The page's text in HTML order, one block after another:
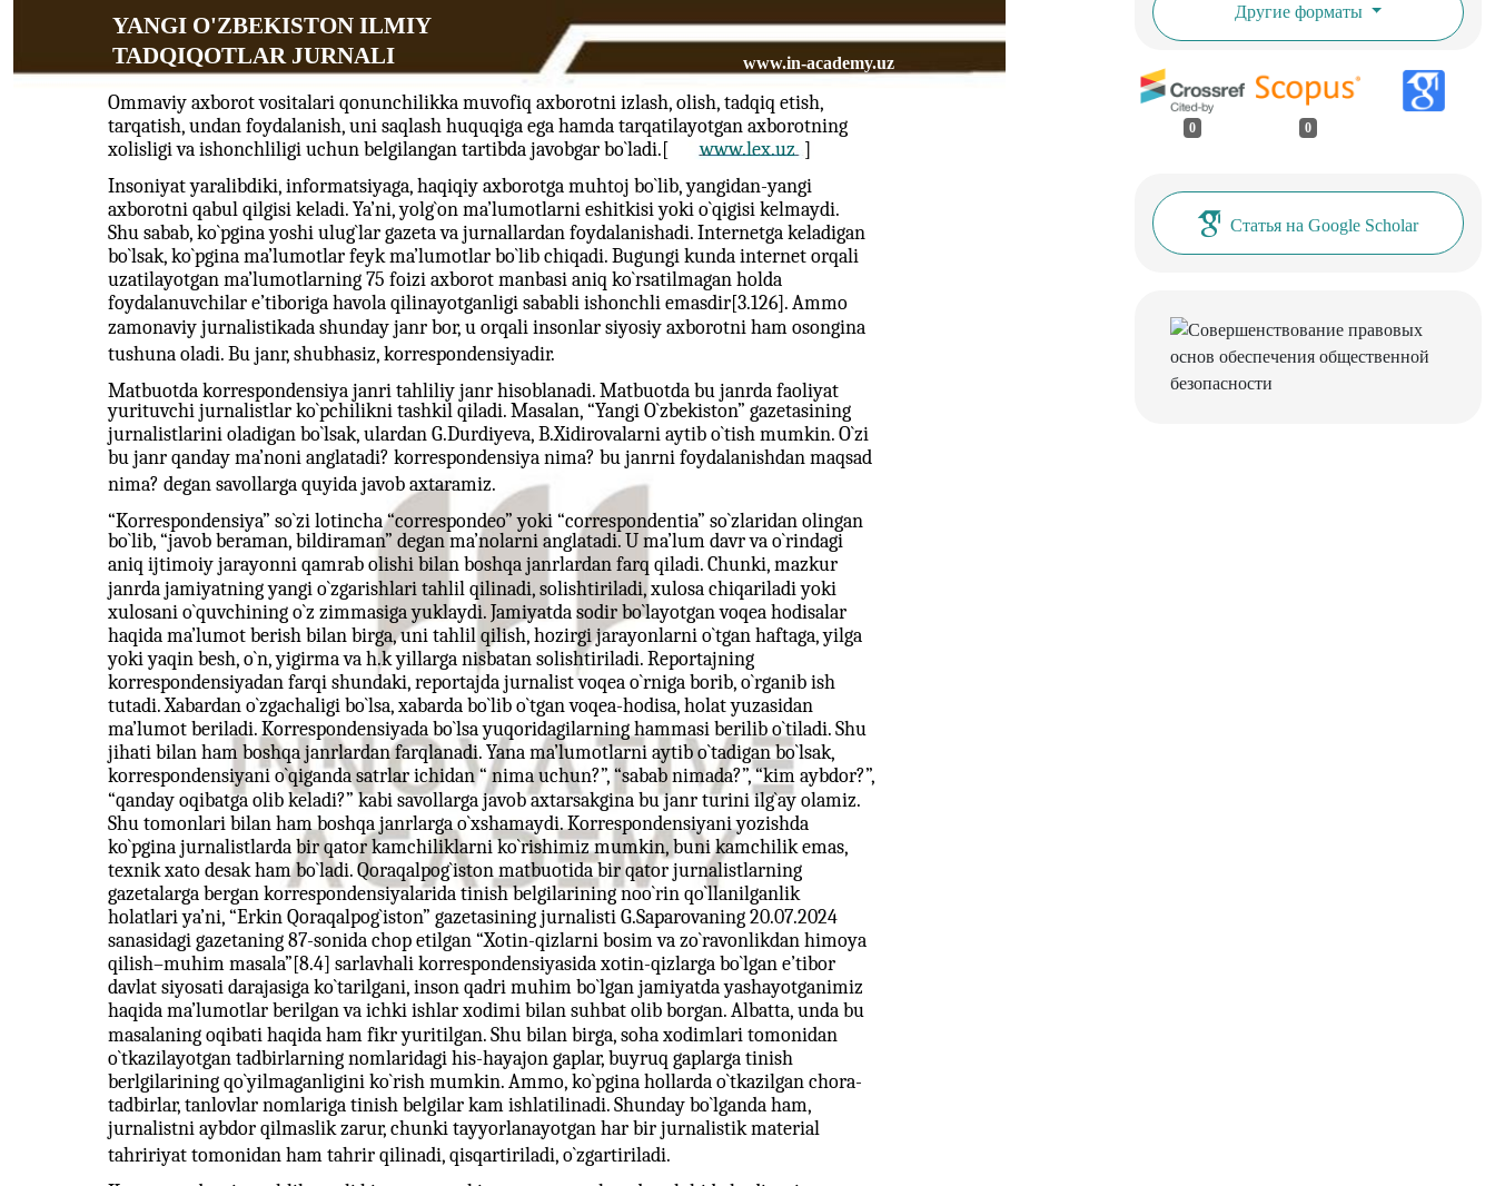
YANGI O'ZBEKISTON ILMIY
TADQIQOTLAR JURNALI
www.in-academy.uz
Ommaviy axborot vositalari qonunchilikka muvofiq axborotni izlash, olish, tadqiq etish,
tarqatish, undan foydalanish, uni saqlash huquqiga ega hamda tarqatilayotgan axborotning
xolisligi va ishonchliligi uchun belgilangan tartibda javobgar bo`ladi.[
www.lex.uz ]
Insoniyat yaralibdiki, informatsiyaga, haqiqiy axborotga muhtoj bo`lib, yangidan-yangi
axborotni qabul qilgisi keladi. Ya’ni, yolg`on ma’lumotlarni eshitkisi yoki o`qigisi kelmaydi.
Shu sabab, ko`pgina yoshi ulug`lar gazeta va jurnallardan foydalanishadi. Internetga keladigan
bo`lsak, ko`pgina ma’lumotlar feyk ma’lumotlar bo`lib chiqadi. Bugungi kunda internet orqali
uzatilayotgan ma’lumotlarning 75 foizi axborot manbasi aniq ko`rsatilmagan holda
foydalanuvchilar e’tiboriga havola qilinayotganligi sababli ishonchli emasdir[3.126]. Ammo
zamonaviy jurnalistikada shunday janr bor, u orqali insonlar siyosiy axborotni ham osongina
tushuna oladi. Bu janr, shubhasiz, korrespondensiyadir.
Matbuotda korrespondensiya janri tahliliy janr hisoblanadi. Matbuotda bu janrda faoliyat
yurituvchi jurnalistlar ko`pchilikni tashkil qiladi. Masalan, “Yangi O`zbekiston” gazetasining
jurnalistlarini oladigan bo`lsak, ulardan G.Durdiyeva, B.Xidirovalarni aytib o`tish mumkin. O`zi
bu janr qanday ma’noni anglatadi? korrespondensiya nima? bu janrni foydalanishdan maqsad
nima? degan savollarga quyida javob axtaramiz.
“Korrespondensiya” so`zi lotincha “correspondeo” yoki “correspondentia” so`zlaridan olingan
bo`lib, “javob beraman, bildiraman” degan ma’nolarni anglatadi. U ma’lum davr va o`rindagi
aniq ijtimoiy jarayonni qamrab olishi bilan boshqa janrlardan farq qiladi. Chunki, mazkur
janrda jamiyatning yangi o`zgarishlari tahlil qilinadi, solishtiriladi, xulosa chiqariladi yoki
xulosani o`quvchining o`z zimmasiga yuklaydi. Jamiyatda sodir bo`layotgan voqea hodisalar
haqida ma’lumot berish bilan birga, uni tahlil qilish, hozirgi jarayonlarni o`tgan haftaga, yilga
yoki yaqin besh, o`n, yigirma va h.k yillarga nisbatan solishtiriladi. Reportajning
korrespondensiyadan farqi shundaki, reportajda jurnalist voqea o`rniga borib, o`rganib ish
tutadi. Xabardan o`zgachaligi bo`lsa, xabarda bo`lib o`tgan voqea-hodisa, holat yuzasidan
ma’lumot beriladi. Korrespondensiyada bo`lsa yuqoridagilarning hammasi berilib o`tiladi. Shu
jihati bilan ham boshqa janrlardan farqlanadi. Yana ma’lumotlarni aytib o`tadigan bo`lsak,
korrespondensiyani o`qiganda satrlar ichidan “ nima uchun?”, “sabab nimada?”, “kim aybdor?”,
“qanday oqibatga olib keladi?” kabi savollarga javob axtarsakgina bu janr turini ilg`ay olamiz.
Shu tomonlari bilan ham boshqa janrlarga o`xshamaydi. Korrespondensiyani yozishda
ko`pgina jurnalistlarda bir qator kamchiliklarni ko`rishimiz mumkin, buni kamchilik emas,
texnik xato desak ham bo`ladi. Qoraqalpog`iston matbuotida bir qator jurnalistlarning
gazetalarga bergan korrespondensiyalarida tinish belgilarining noo`rin qo`llanilganlik
holatlari ya’ni, “Erkin Qoraqalpog`iston” gazetasining jurnalisti G.Saparovaning 20.07.2024
sanasidagi gazetaning 87-sonida chop etilgan “Xotin-qizlarni bosim va zo`ravonlikdan himoya
qilish–muhim masala”[8.4] sarlavhali korrespondensiyasida xotin-qizlarga bo`lgan e’tibor
davlat siyosati darajasiga ko`tarilgani, inson qadri muhim bo`lgan jamiyatda yashayotganimiz
haqida ma’lumotlar berilgan va ichki ishlar xodimi bilan suhbat olib borgan. Albatta, unda bu
masalaning oqibati haqida ham fikr yuritilgan. Shu bilan birga, soha xodimlari tomonidan
o`tkazilayotgan tadbirlarning nomlaridagi his-hayajon gaplar, buyruq gaplarga tinish
berlgilarining qo`yilmaganligini ko`rish mumkin. Ammo, ko`pgina hollarda o`tkazilgan chora-
tadbirlar, tanlovlar nomlariga tinish belgilar kam ishlatilinadi. Shunday bo`lganda ham,
jurnalistni aybdor qilmaslik zarur, chunki tayyorlanayotgan har bir jurnalistik material
tahririyat tomonidan ham tahrir qilinadi, qisqartiriladi, o`zgartiriladi.
Другие форматы
0 0
Статья на Google Scholar